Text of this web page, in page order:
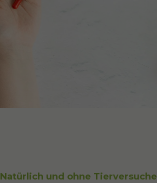
Natürlich und ohne Tierversuche